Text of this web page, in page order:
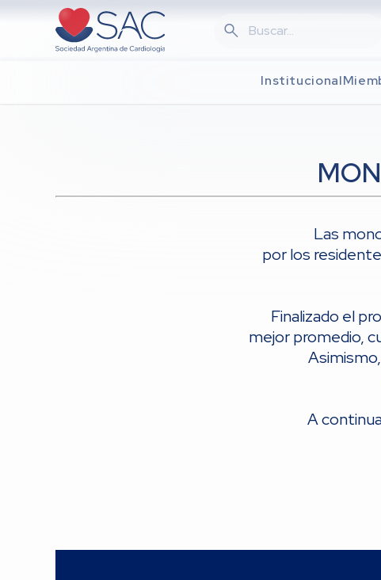
Institucional
Las
por los
Finalizado el
mejor promedio,
A